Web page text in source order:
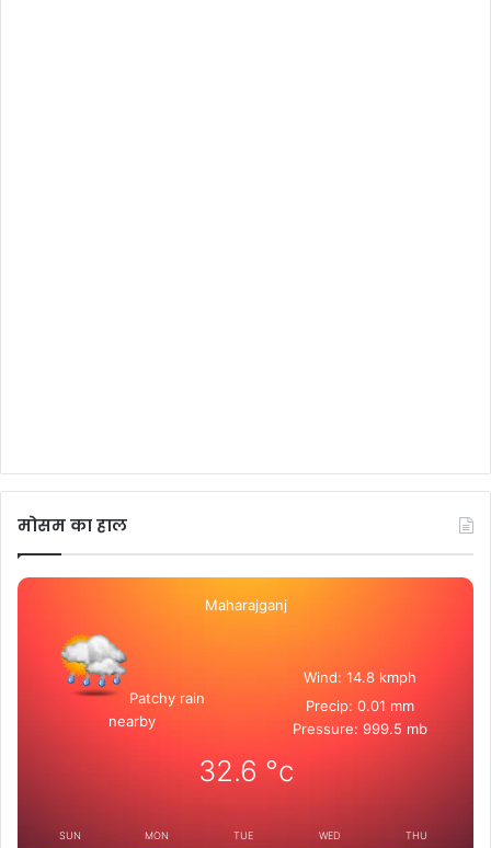
मोसम का हाल
Maharajganj
Patchy rain
nearby
Wind: 14.8 kmph
Precip: 0.01 mm
Pressure: 999.5 mb
32.6 °c
SUN MON TUE WED THU